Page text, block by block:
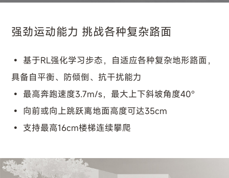
强劲运动能力 挑战各种复杂路面
基于RL强化学习步态，自适应各种复杂地形路面，
具备自平衡、防倾倒、抗干扰能力
最高奔跑速度3.7m/s，最大上下斜坡角度40°
向前或向上跳跃离地面高度可达35cm
支持最高16cm楼梯连续攀爬